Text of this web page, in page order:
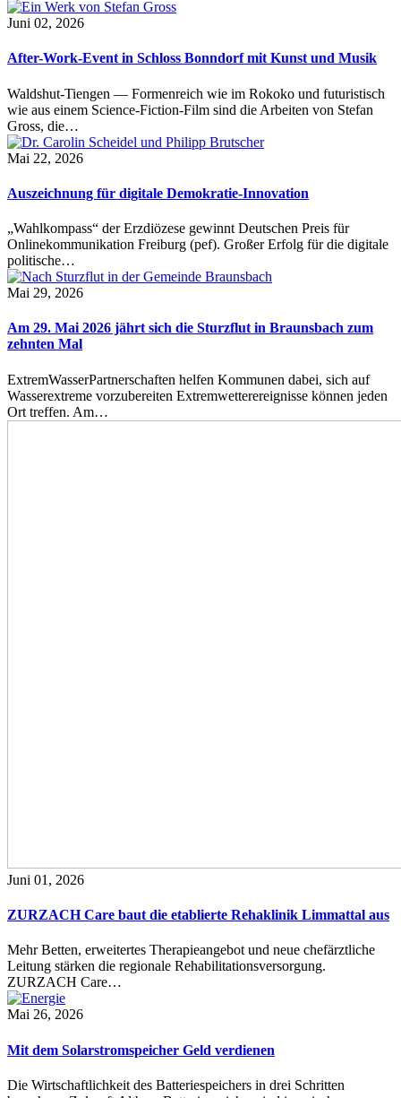
Juni 02, 2026
After-Work-Event in Schloss Bonndorf mit Kunst und Musik
Waldshut-Tiengen — Formenreich wie im Rokoko und futuristisch
wie aus einem Science-Fiction-Film sind die Arbeiten von Stefan
Gross, die…
Mai 22, 2026
Auszeichnung für digitale Demokratie-Innovation
„Wahlkompass“ der Erzdiözese gewinnt Deutschen Preis für
Onlinekommunikation Freiburg (pef). Großer Erfolg für die digitale
politische…
Mai 29, 2026
Am 29. Mai 2026 jährt sich die Sturzflut in Braunsbach zum
zehnten Mal
ExtremWasserPartnerschaften helfen Kommunen dabei, sich auf
Wasserextreme vorzubereiten Extremwetterereignisse können jeden
Ort treffen. Am…
Juni 01, 2026
ZURZACH Care baut die etablierte Rehaklinik Limmattal aus
Mehr Betten, erweitertes Therapieangebot und neue chefärztliche
Leitung stärken die regionale Rehabilitationsversorgung.
ZURZACH Care…
Mai 26, 2026
Mit dem Solarstromspeicher Geld verdienen
Die Wirtschaftlichkeit des Batteriespeichers in drei Schritten